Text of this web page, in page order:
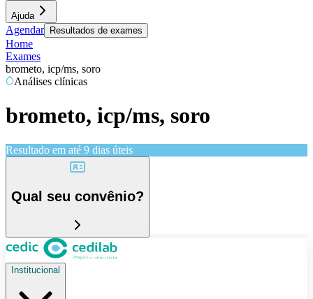
Ajuda
Agendar Resultados de exames
Home
Exames
brometo, icp/ms, soro
Análises clínicas
brometo, icp/ms, soro
Resultado em até 9 dias úteis
Qual seu convênio?
Institucional